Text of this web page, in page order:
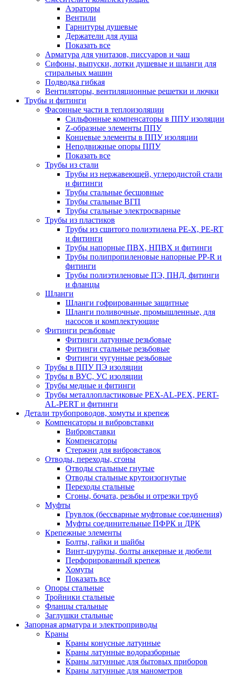
Аэраторы
Вентили
Гарнитуры душевые
Держатели для душа
Показать все
Арматура для унитазов, писсуаров и чаш
Сифоны, выпуски, лотки душевые и шланги для
стиральных машин
Подводка гибкая
Вентиляторы, вентиляционные решетки и лючки
Трубы и фитинги
Фасонные части в теплоизоляции
Cильфонные компенсаторы в ППУ изоляции
Z-образные элементы ППУ
Концевые элементы в ППУ изоляции
Неподвижные опоры ППУ
Показать все
Трубы из стали
Трубы из нержавеющей, углеродистой стали
и фитинги
Трубы стальные бесшовные
Трубы стальные ВГП
Трубы стальные электросварные
Трубы из пластиков
Трубы из сшитого полиэтилена PE-X, PE-RT
и фитинги
Трубы напорные ПВХ, НПВХ и фитинги
Трубы полипропиленовые напорные PP-R и
фитинги
Трубы полиэтиленовые ПЭ, ПНД, фитинги
и фланцы
Шланги
Шланги гофрированные защитные
Шланги поливочные, промышленные, для
насосов и комплектующие
Фитинги резьбовые
Фитинги латунные резьбовые
Фитинги стальные резьбовые
Фитинги чугунные резьбовые
Трубы в ППУ ПЭ изоляции
Трубы в ВУС, УС изоляции
Трубы медные и фитинги
Трубы металлопластиковые PEX-AL-PEX, PERT-
AL-PERT и фитинги
Детали трубопроводов, хомуты и крепеж
Компенсаторы и вибровставки
Вибровставки
Компенсаторы
Стержни для вибровставок
Отводы, переходы, сгоны
Отводы стальные гнутые
Отводы стальные крутоизогнутые
Переходы стальные
Сгоны, бочата, резьбы и отрезки труб
Муфты
Грувлок (бессварные муфтовые соединения)
Муфты соединительные ПФРК и ДРК
Крепежные элементы
Болты, гайки и шайбы
Винт-шурупы, болты анкерные и дюбели
Перфорированный крепеж
Хомуты
Показать все
Опоры стальные
Тройники стальные
Фланцы стальные
Заглушки стальные
Запорная арматура и электроприводы
Краны
Краны конусные латунные
Краны латунные водоразборные
Краны латунные для бытовых приборов
Краны латунные для манометров